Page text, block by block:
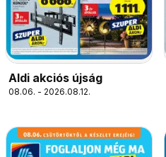
Aldi akciós újság
08.06. - 2026.08.12.